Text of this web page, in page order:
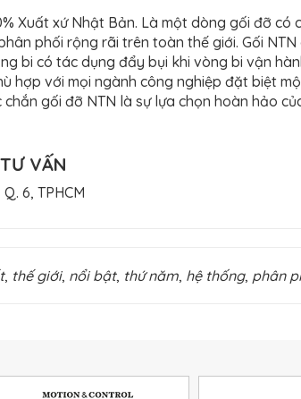
Xuất xứ Nhật Bản. Là một dòng gối đỡ
phối rộng rãi trên toàn thế giới. Gối
bi có tác dụng đẩy bụi khi vòng bi vận
hợp với mọi ngành công nghiệp đặt biệt
gối đỡ NTN là sự lựa chọn hoàn hảo
VẤN
6, TPHCM
, thế giới, nổi bật, thứ năm, hệ thống, phân